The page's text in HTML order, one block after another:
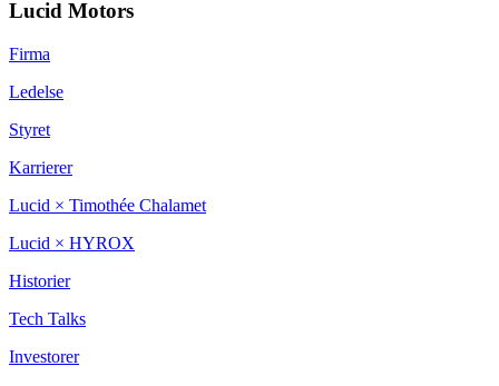
Lucid Motors
Firma
Ledelse
Styret
Karrierer
Lucid × Timothée Chalamet
Lucid × HYROX
Historier
Tech Talks
Investorer